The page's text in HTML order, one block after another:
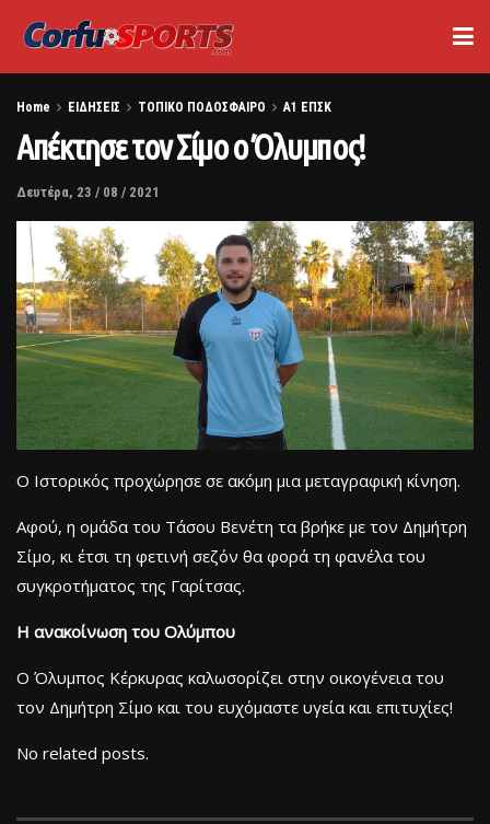
Home ΕΙΔΗΣΕΙΣ ΤΟΠΙΚΟ ΠΟΔΟΣΦΑΙΡΟ Α1 ΕΠΣΚ
Απέκτησε τον Σίμο ο Όλυμπος!
Δευτέρα, 23 / 08 / 2021
Ο Ιστορικός προχώρησε σε ακόμη μια μεταγραφική κίνηση.
Αφού, η ομάδα του Τάσου Βενέτη τα βρήκε με τον Δημήτρη
Σίμο, κι έτσι τη φετινή σεζόν θα φορά τη φανέλα του
συγκροτήματος της Γαρίτσας.
Η ανακοίνωση του Ολύμπου
Ο Όλυμπος Κέρκυρας καλωσορίζει στην οικογένεια του
τον Δημήτρη Σίμο και του ευχόμαστε υγεία και επιτυχίες!
No related posts.